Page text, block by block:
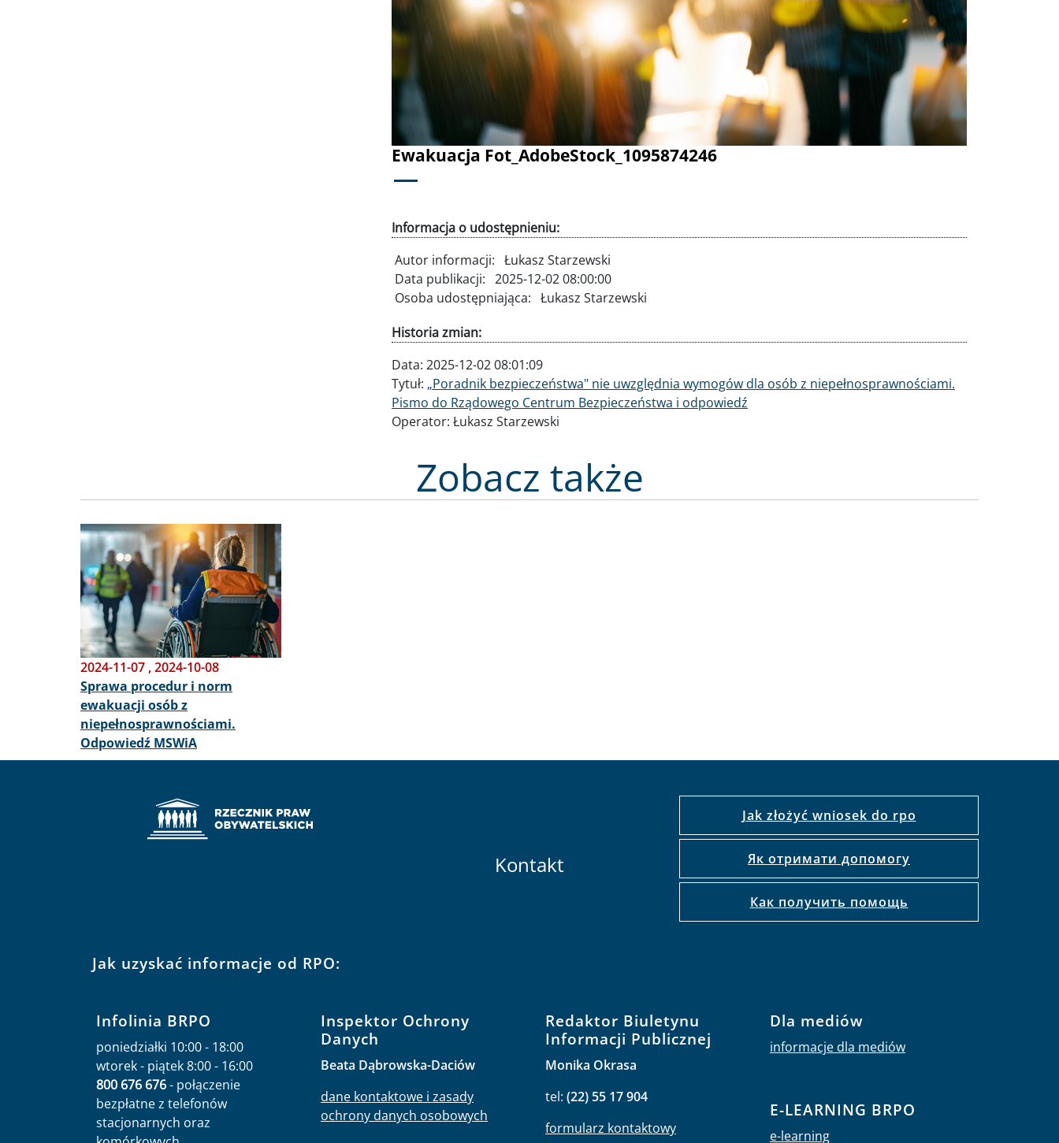
Ewakuacja Fot_AdobeStock_1095874246
Informacja o udostępnieniu:
Autor informacji: Łukasz Starzewski
Data publikacji: 2025-12-02 08:00:00
Osoba udostępniająca: Łukasz Starzewski
Historia zmian:
Data: 2025-12-02 08:01:09
Tytuł: „Poradnik bezpieczeństwa" nie uwzględnia wymogów dla osób z niepełnosprawnościami.
Pismo do Rządowego Centrum Bezpieczeństwa i odpowiedź
Operator: Łukasz Starzewski
Zobacz także
Obraz
2024-11-07 ,2024-10-08
Sprawa procedur i norm
ewakuacji osób z
niepełnosprawnościami.
Odpowiedź MSWiA
Kontakt
Jak złożyć wniosek do rpo
Як отримати допомогу
Как получить помощь
Jak uzyskać informacje od RPO:
Infolinia BRPO
poniedziałki 10:00 - 18:00
wtorek - piątek 8:00 - 16:00
800 676 676- połączenie
bezpłatne z telefonów
stacjonarnych oraz
Inspektor Ochrony
Danych
Beata Dąbrowska-Daciów
dane kontaktowe i zasady
ochrony danych osobowych
Redaktor Biuletynu
Informacji Publicznej
Monika Okrasa
tel: (22) 55 17 904
formularz kontaktowy
Dla mediów
informacje dla mediów
E-LEARNING BRPO
e-learning